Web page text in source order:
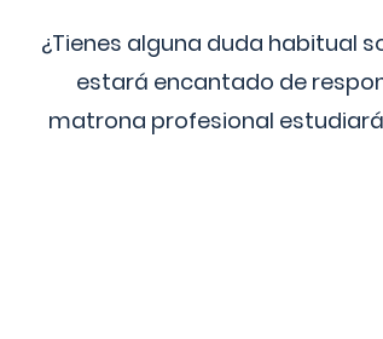
¿Tienes alguna duda habitual
estará encantado de
matrona profesional